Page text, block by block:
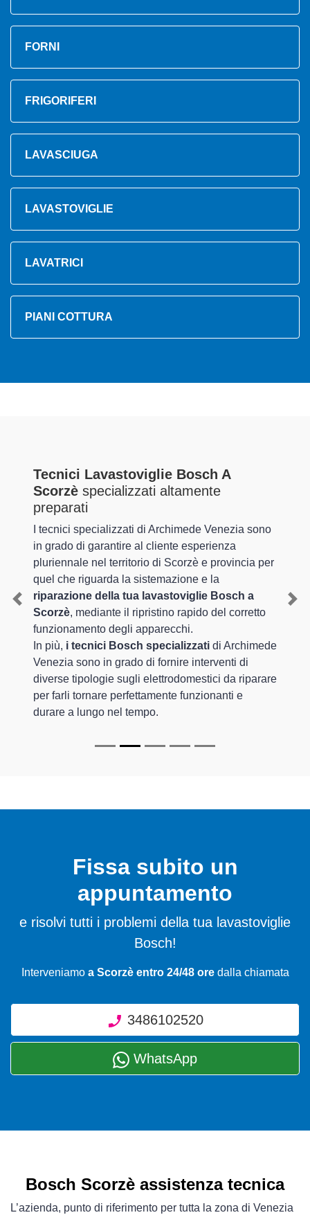
FORNI
FRIGORIFERI
LAVASCIUGA
LAVASTOVIGLIE
LAVATRICI
PIANI COTTURA
Tecnici Lavastoviglie Bosch A
Scorzè specializzati altamente
preparati
I tecnici specializzati di Archimede Venezia sono
in grado di garantire al cliente esperienza
pluriennale nel territorio di Scorzè e provincia per
quel che riguarda la sistemazione e la
riparazione della tua lavastoviglie Bosch a
Scorzè, mediante il ripristino rapido del corretto
funzionamento degli apparecchi.
In più, i tecnici Bosch specializzati di Archimede
Venezia sono in grado di fornire interventi di
diverse tipologie sugli elettrodomestici da riparare
per farli tornare perfettamente funzionanti e
durare a lungo nel tempo.
Previous
Fissa subito un
appuntamento
e risolvi tutti i problemi della tua lavastoviglie
Bosch!
Interveniamo a Scorzè entro 24/48 oredalla chiamata
3486102520
WhatsApp
Bosch Scorzè assistenza tecnica
L’azienda, punto di riferimento per tutta la zona di Venezia